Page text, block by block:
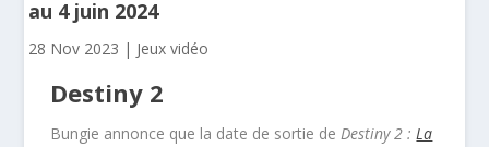
au 4 juin 2024
28 Nov 2023 | Jeux vidéo
Destiny 2
Bungie annonce que la date de sortie deDestiny 2 :La